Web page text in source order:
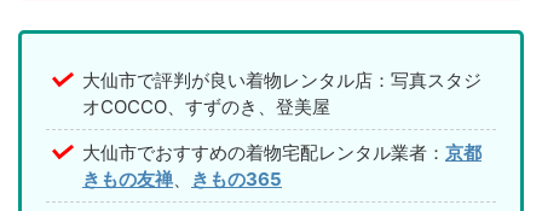
大仙市で評判が良い着物レンタル店：写真スタジ
オCOCCO、すずのき、登美屋
大仙市でおすすめの着物宅配レンタル業者： 京都
きもの友禅
きもの365